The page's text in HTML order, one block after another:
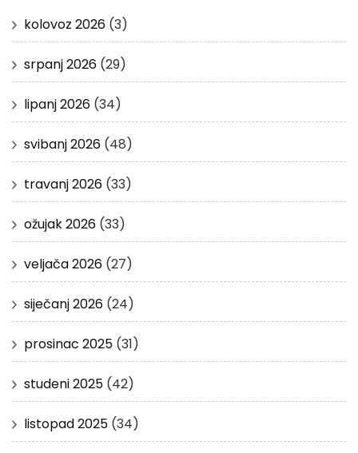
kolovoz 2026 (3)
srpanj 2026 (29)
lipanj 2026 (34)
svibanj 2026 (48)
travanj 2026 (33)
ožujak 2026 (33)
veljača 2026 (27)
siječanj 2026 (24)
prosinac 2025 (31)
studeni 2025 (42)
listopad 2025 (34)